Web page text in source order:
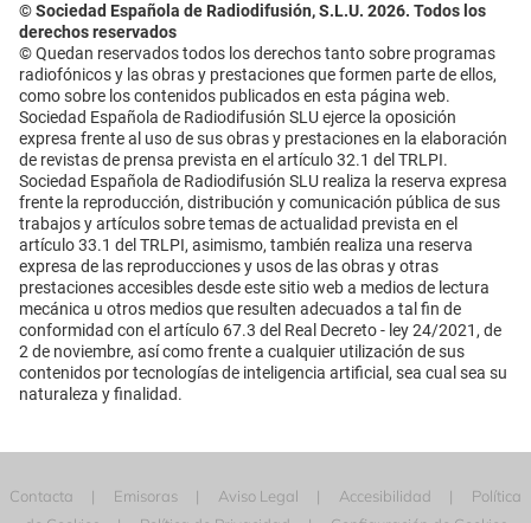
© Sociedad Española de Radiodifusión, S.L.U. 2026. Todos los
derechos reservados
© Quedan reservados todos los derechos tanto sobre programas
radiofónicos y las obras y prestaciones que formen parte de ellos,
como sobre los contenidos publicados en esta página web.
Sociedad Española de Radiodifusión SLU ejerce la oposición
expresa frente al uso de sus obras y prestaciones en la elaboración
de revistas de prensa prevista en el artículo 32.1 del TRLPI.
Sociedad Española de Radiodifusión SLU realiza la reserva expresa
frente la reproducción, distribución y comunicación pública de sus
trabajos y artículos sobre temas de actualidad prevista en el
artículo 33.1 del TRLPI, asimismo, también realiza una reserva
expresa de las reproducciones y usos de las obras y otras
prestaciones accesibles desde este sitio web a medios de lectura
mecánica u otros medios que resulten adecuados a tal fin de
conformidad con el artículo 67.3 del Real Decreto - ley 24/2021, de
2 de noviembre, así como frente a cualquier utilización de sus
contenidos por tecnologías de inteligencia artificial, sea cual sea su
naturaleza y finalidad.
Contacta Emisoras Aviso Legal Accesibilidad
Política